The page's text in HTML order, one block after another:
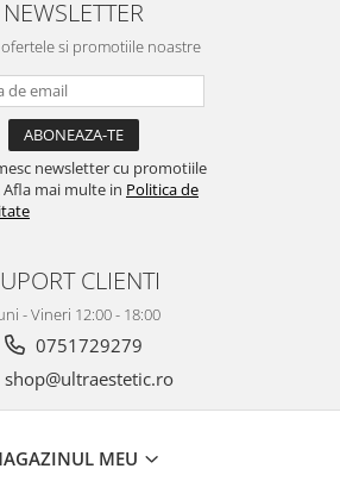
NEWSLETTER
si promotiile noastre
newsletter cu promotiile
mai multe in Politica de
CLIENTI
- Vineri 12:00 - 18:00
0751729279
shop@ultraestetic.ro
MEU